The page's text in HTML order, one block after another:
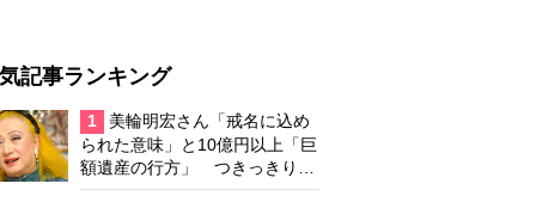
記事ランキング
1
美輪明宏さん「戒名に込め
られた意味」と10億円以上「巨
額遺産の行方」 つきっきりで
私生活をサポートしていた元俳